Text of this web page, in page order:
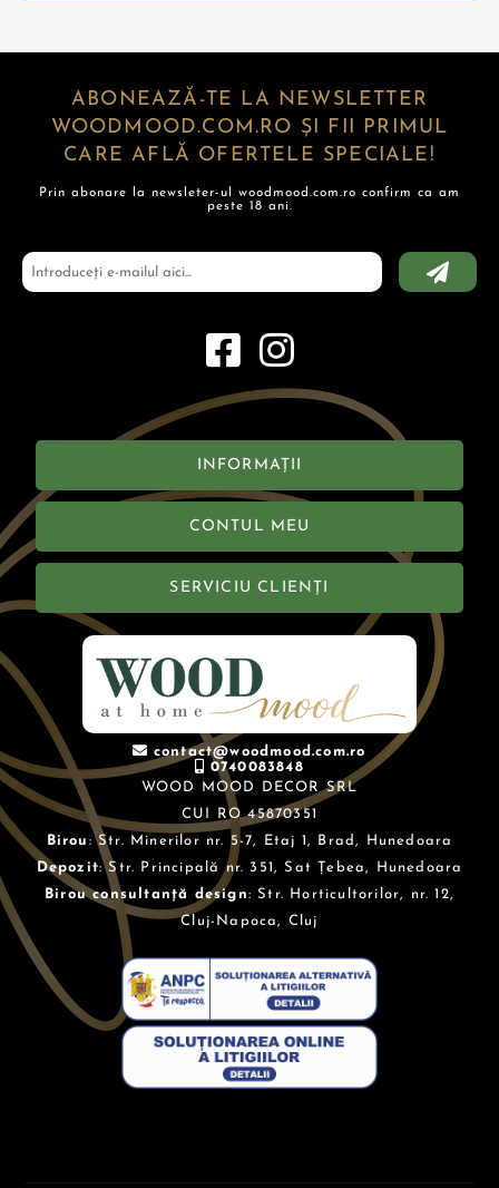
ABONEAZĂ-TE LA NEWSLETTER
WOODMOOD.COM.RO ȘI FII PRIMUL
CARE AFLĂ OFERTELE SPECIALE!
Prin abonare la newsleter-ul woodmood.com.ro confirm ca am
peste 18 ani.
INFORMAȚII
CONTUL MEU
SERVICIU CLIENȚI
contact@woodmood.com.ro
0740083848
WOOD MOOD DECOR SRL
CUI RO 45870351
Birou : Str. Minerilor nr. 5-7, Etaj 1, Brad, Hunedoara
Depozit: Str. Principală nr. 351, Sat Țebea, Hunedoara
Birou consultanță design: Str. Horticultorilor, nr. 12,
Cluj-Napoca, Cluj